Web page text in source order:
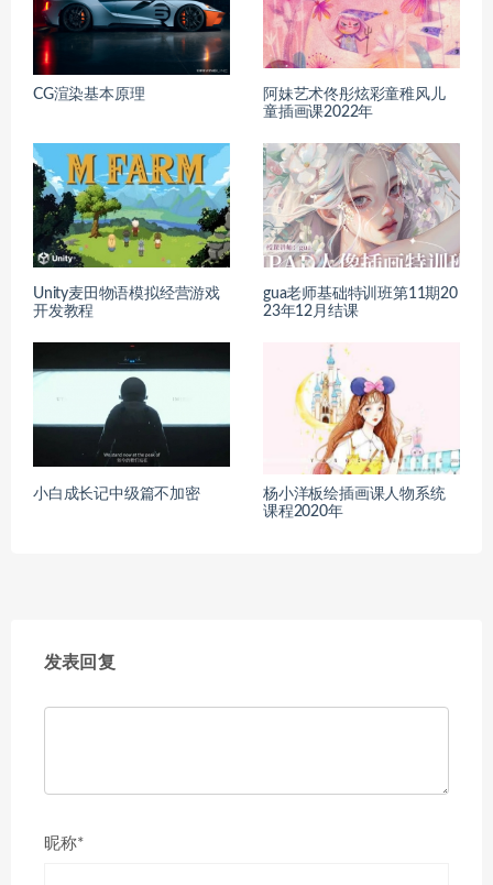
CG渲染基本原理
阿妹艺术佟彤炫彩童稚风儿
童插画课2022年
Unity麦田物语模拟经营游戏
开发教程
gua老师基础特训班第11期20
23年12月结课
小白成长记中级篇不加密
杨小洋板绘插画课人物系统
课程2020年
发表回复
昵称*